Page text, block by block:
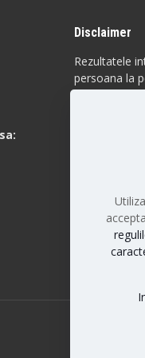
Disclaimer
Rezultatele
persoana la
raspunsul la
rezultatele